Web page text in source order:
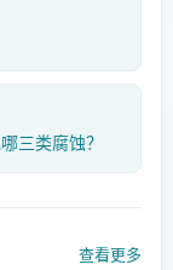
三类腐蚀？
查看更多